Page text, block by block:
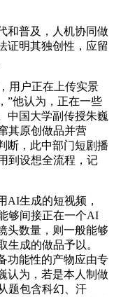
普及，人机协同做
证明其独创性，应留
户正在上传实景
”他认为，正在一些
中国大学副传授朱巍
其原创做品并营
断，此中部门短剧播
到设想全流程，记
生成的短视频，
够间接正在一个AI
头数量，则一般能够
成的做品予以。
功能性的产物应由专
认为，若是本人制做
题包含科幻、汗